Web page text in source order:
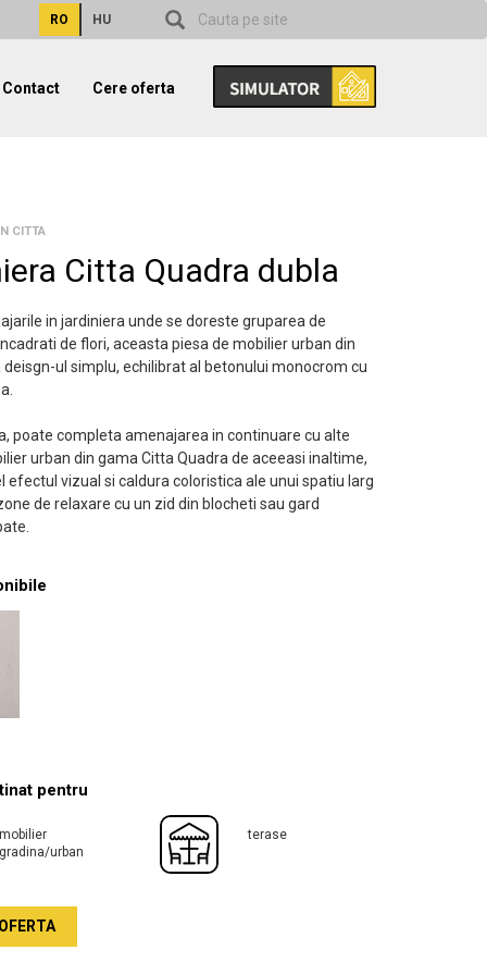
RO HU
Contact Cere oferta
CITTA
Citta Quadra dubla
in jardiniera unde se doreste gruparea de
de flori, aceasta piesa de mobilier urban din
ul simplu, echilibrat al betonului monocrom cu
poate completa amenajarea in continuare cu alte
urban din gama Citta Quadra de aceeasi inaltime,
efectul vizual si caldura coloristica ale unui spatiu larg
de relaxare cu un zid din blocheti sau gard
pentru
urban
terase